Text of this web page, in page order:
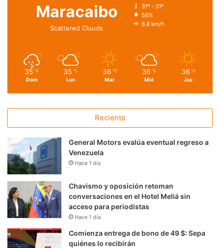
Maracaibo
Scattered Clouds
31º - 31º
56%
6.8 km/h
35 ℃
Dom
35 ℃
Lun
36 ℃
Mar
36 ℃
Mié
36 ℃
Jue
Reciente
General Motors evalúa eventual regreso a
Venezuela
Hace 1 día
Chavismo y oposición retoman
conversaciones en el Hotel Meliá sin
acceso para periodistas
Hace 1 día
Comienza entrega de bono de 49 $: Sepa
quiénes lo recibirán